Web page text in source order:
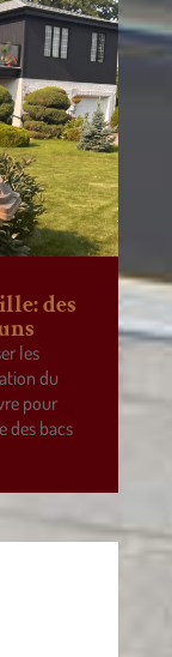
des
les
du
pour
des bacs